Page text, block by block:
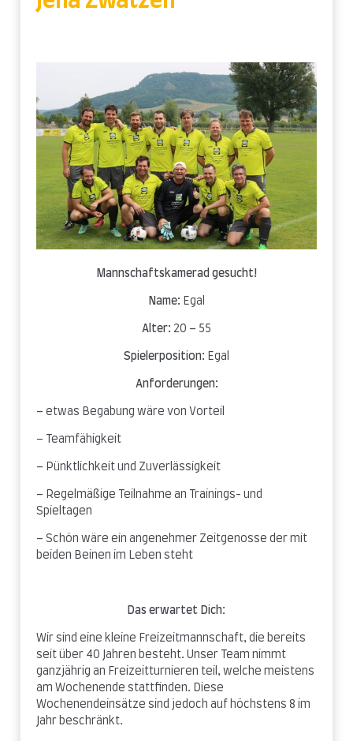
Mannschaftskamerad gesucht!
Name: Egal
Alter: 20 – 55
Spielerposition: Egal
Anforderungen:
– etwas Begabung wäre von Vorteil
– Teamfähigkeit
– Pünktlichkeit und Zuverlässigkeit
– Regelmäßige Teilnahme an Trainings- und
Spieltagen
– Schön wäre ein angenehmer Zeitgenosse der mit
beiden Beinen im Leben steht
Das erwartet Dich:
Wir sind eine kleine Freizeitmannschaft, die bereits
seit über 40 Jahren besteht. Unser Team nimmt
ganzjährig an Freizeitturnieren teil, welche meistens
am Wochenende stattfinden. Diese
Wochenendeinsätze sind jedoch auf höchstens 8 im
Jahr beschränkt.